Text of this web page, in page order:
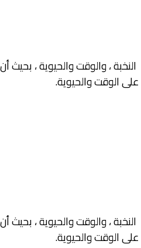
، والوقت والحيوية ، بحيث
الوقت والحيوية.
، والوقت والحيوية ، بحيث
الوقت والحيوية.